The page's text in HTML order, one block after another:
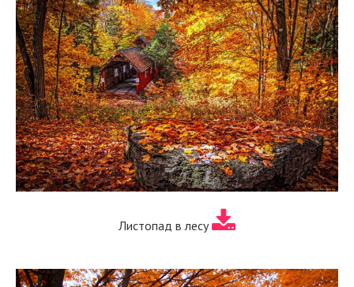
Листопад в лесу